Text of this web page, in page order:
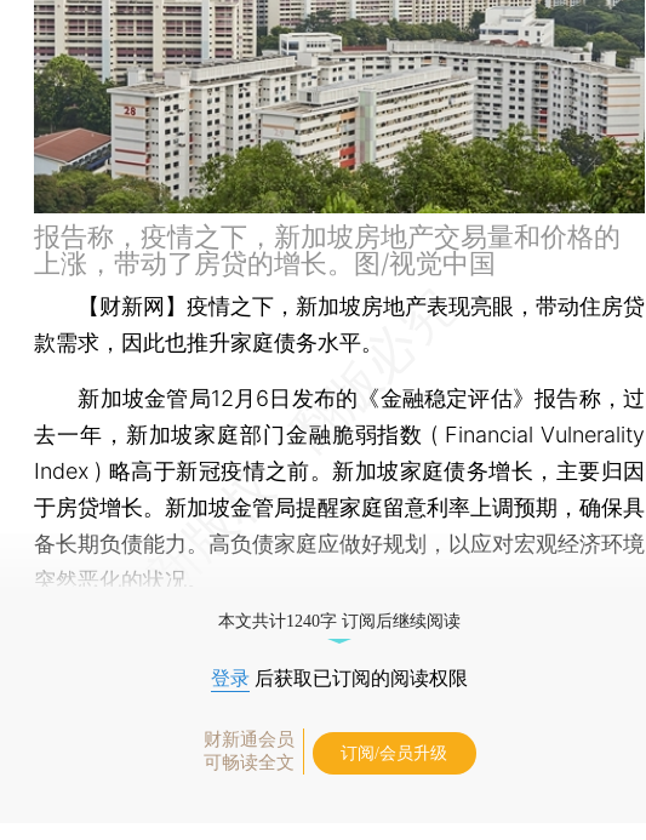
报告称，疫情之下，新加坡房地产交易量和价格的
上涨，带动了房贷的增长。图/视觉中国
【财新网】 疫情之下，新加坡房地产表现亮眼，带动住房贷
款需求，因此也推升家庭债务水平。
新加坡金管局12月6日发布的《金融稳定评估》报告称，过
去一年，新加坡家庭部门金融脆弱指数 ( Financial Vulnerality
Index ) 略高于新冠疫情之前。新加坡家庭债务增长，主要归因
于房贷增长。新加坡金管局提醒家庭留意利率上调预期，确保具
备长期负债能力。高负债家庭应做好规划，以应对宏观经济环境
突然恶化的状况。
本文共计1240字 订阅后继续阅读
登录 后获取已订阅的阅读权限
财新通会员
可畅读全文
订阅/会员升级